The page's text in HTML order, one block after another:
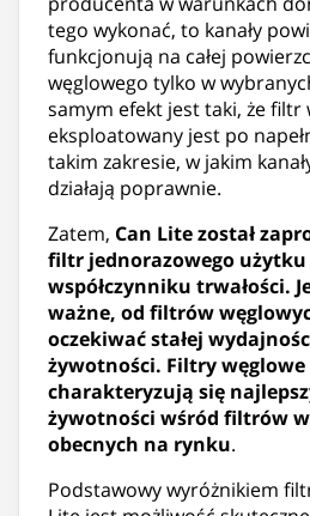
tego wykonać, to kanały
funkcjonują na całej
węglowego tylko w
samym efekt jest taki, że filtr
eksploatowany jest po
takim zakresie, w jakim
działają poprawnie.
Zatem, Can Lite został
filtr jednorazowego
współczynniku trwałości.
ważne, od filtrów
oczekiwać stałej
żywotności. Filtry węglowe
charakteryzują się
żywotności wśród filtrów
obecnych na rynku.
Podstawowy wyróżnikiem